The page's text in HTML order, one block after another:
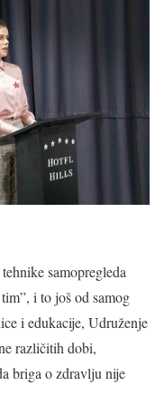
samopregleda
i to još od samog
i edukacije, Udruženje
različitih dobi,
briga o zdravlju nije